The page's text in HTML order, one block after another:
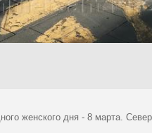
женского дня - 8 марта.